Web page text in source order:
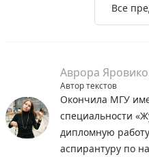
Все
Аврора
Автор текстов
Окончила МГУ
специальности
дипломную
аспирантуру по